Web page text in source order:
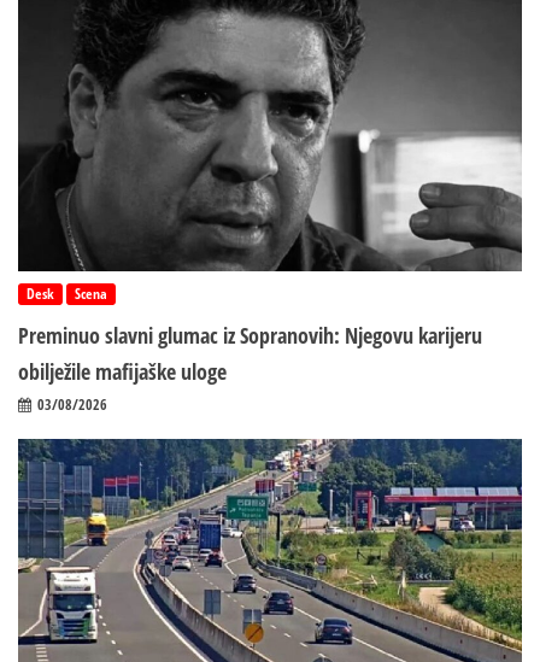
Desk Scena
Preminuo slavni glumac iz Sopranovih: Njegovu karijeru
obilježile mafijaške uloge
03/08/2026